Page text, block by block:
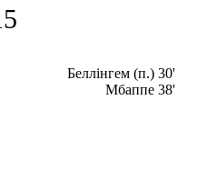
Беллінгем (п.) 30'
Мбаппе 38'